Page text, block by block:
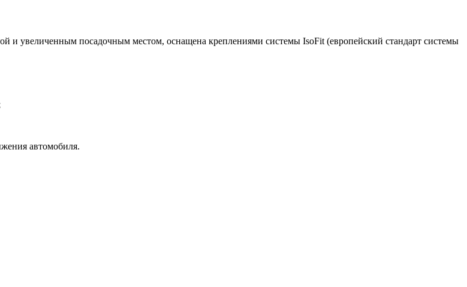
и увеличенным посадочным местом, оснащена креплениями системы IsoFit (европейский стандарт системы
автомобиля.